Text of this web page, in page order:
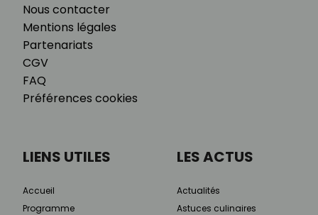
Nous contacter
Mentions légales
Partenariats
CGV
FAQ
Préférences cookies
LIENS UTILES
Accueil
Programme
LES ACTUS
Actualités
Astuces culinaires